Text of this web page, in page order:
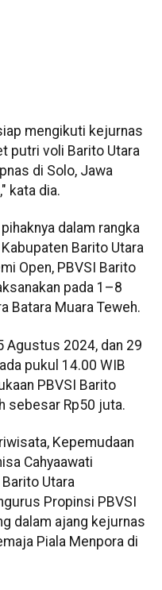
mengikuti kejurnas
putri voli Barito Utara
di Solo, Jawa
kata dia.
dalam rangka
Barito Utara
Open, PBVSI Barito
pada 1–8
Batara Muara Teweh.
Agustus 2024, dan 29
pukul 14.00 WIB
PBVSI Barito
sebesar Rp50 juta.
Kepemudaan
Cahyaawati
Utara
Propinsi PBVSI
dalam ajang kejurnas
Piala Menpora di